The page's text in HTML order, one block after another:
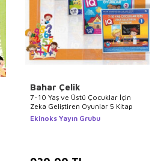
Bahar Çelik
7-10 Yaş ve Üstü Çocuklar İçin
Zeka Geliştiren Oyunlar 5 Kitap
Ekinoks Yayın Grubu